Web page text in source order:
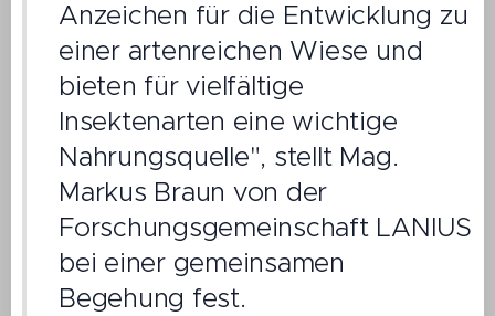
Anzeichen für die Entwicklung zu
einer artenreichen Wiese und
bieten für vielfältige
Insektenarten eine wichtige
Nahrungsquelle", stellt Mag.
Markus Braun von der
Forschungsgemeinschaft LANIUS
bei einer gemeinsamen
Begehung fest.